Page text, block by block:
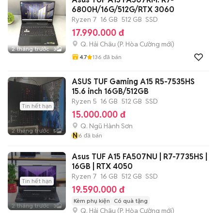
2 tháng trước 3
6800H/16G/512G/RTX 3060
Ryzen 7 16 GB 512 GB SSD
17.990.000 đ
Q. Hải Châu (P. Hòa Cường mới)
4.7 136 đã bán
Tin hết hạn
2 tháng trước 5
ASUS TUF Gaming A15 R5-7535HS
15.6 inch 16GB/512GB
Ryzen 5 16 GB 512 GB SSD
15.000.000 đ
Q. Ngũ Hành Sơn
N6 đã bán
Tin hết hạn
2 tháng trước 3
Asus TUF A15 FA507NU | R7-7735HS |
16GB | RTX 4050
Ryzen 7 16 GB 512 GB SSD
19.590.000 đ
Kèm phụ kiện Có quà tặng
Q. Hải Châu (P. Hòa Cường mới)